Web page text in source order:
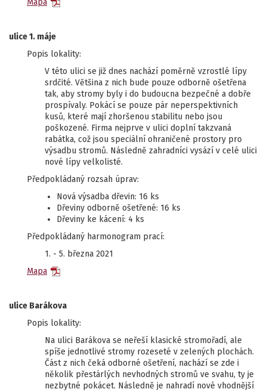
Mapa
ulice 1. máje
Popis lokality:
V této ulici se již dnes nachází poměrně vzrostlé lípy
srdčité. Většina z nich bude pouze odborně ošetřena
tak, aby stromy byly i do budoucna bezpečné a dobře
prospívaly. Pokácí se pouze pár neperspektivních
kusů, které mají zhoršenou stabilitu nebo jsou
poškozené. Firma nejprve v ulici doplní takzvaná
rabátka, což jsou speciální ohraničené prostory pro
výsadbu stromů. Následně zahradníci vysází v celé ulici
nové lípy velkolisté.
Předpokládaný rozsah úprav:
Nová výsadba dřevin: 16 ks
Dřeviny odborně ošetřené: 16 ks
Dřeviny ke kácení: 4 ks
Předpokládaný harmonogram prací:
1. - 5. března 2021
Mapa
ulice Barákova
Popis lokality:
Na ulici Barákova se neřeší klasické stromořadí, ale
spíše jednotlivé stromy rozeseté v zelených plochách.
Část z nich čeká odborné ošetření, nachází se zde i
několik přestárlých nevhodných stromů ve svahu, ty je
nezbytné pokácet. Následně je nahradí nové vhodnější